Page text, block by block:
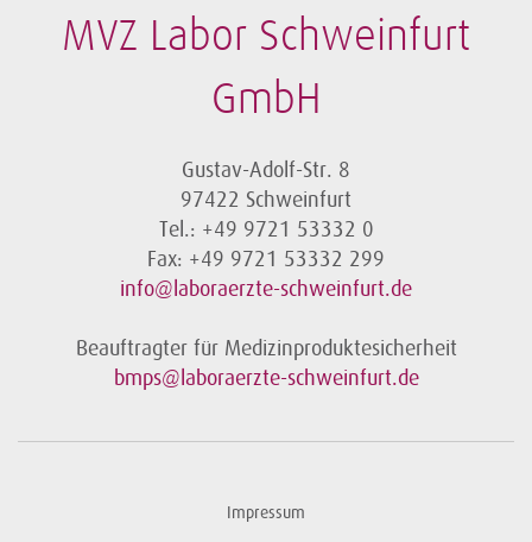
MVZ Labor Schweinfurt
GmbH
Gustav-Adolf-Str. 8
97422 Schweinfurt
Tel.: +49 9721 53332 0
Fax: +49 9721 53332 299
info@laboraerzte-schweinfurt.de
Beauftragter für Medizinproduktesicherheit
bmps@laboraerzte-schweinfurt.de
Impressum